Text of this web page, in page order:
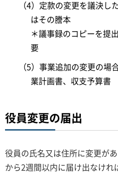
（4）定款の変更を議決
はその謄本
＊議事録のコピーを提
要
（5）事業追加の変更の
業計画書、収支予算書
役員変更の届出
役員の氏名又は住所に変更が
から2週間以内に届け出なけ